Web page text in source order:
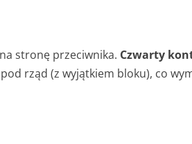
stronę przeciwnika. Czwarty
rząd (z wyjątkiem bloku), co